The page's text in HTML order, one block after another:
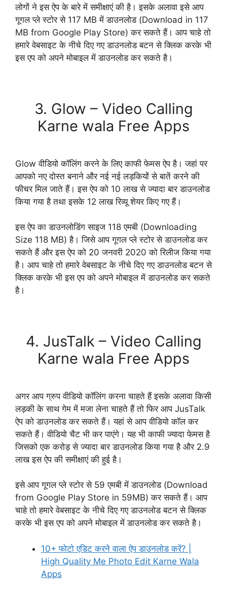
लोगों ने इस ऐप के बारे में समीक्षाएं की है। इसके अलावा इसे आप
गूगल प्ले स्टोर से 117 MB में डाउनलोड (Download in 117
MB from Google Play Store) कर सकते हैं। आप चाहे तो
हमारे वेबसाइट के नीचे दिए गए डाउनलोड बटन से क्लिक करके भी
इस एप को अपने मोबाइल में डाउनलोड कर सकते है।
3. Glow – Video Calling
Karne wala Free Apps
Glow वीडियो कॉलिंग करने के लिए काफी फेमस ऐप है। जहां पर
आपको नए दोस्त बनाने और नई नई लड़कियों से बातें करने की
फीचर मिल जाते हैं। इस ऐप को 10 लाख से ज्यादा बार डाउनलोड
किया गया है तथा इसके 12 लाख रिव्यू शेयर किए गए हैं।
इस ऐप का डाउनलोडिंग साइज 118 एमबी (Downloading
Size 118 MB) है। जिसे आप गूगल प्ले स्टोर से डाउनलोड कर
सकते हैं और इस ऐप को 20 जनवरी 2020 को रिलीज किया गया
है। आप चाहे तो हमारे वेबसाइट के नीचे दिए गए डाउनलोड बटन से
क्लिक करके भी इस एप को अपने मोबाइल में डाउनलोड कर सकते
है।
4. JusTalk – Video Calling
Karne wala Free Apps
अगर आप ग्रुप वीडियो कॉलिंग करना चाहते हैं इसके अलावा किसी
लड़की के साथ गेम में मजा लेना चाहते हैं तो फिर आप JusTalk
ऐप को डाउनलोड कर सकते हैं। यहां से आप वीडियो कॉल कर
सकते हैं। वीडियो चैट भी कर पाएंगे। यह भी काफी ज्यादा फेमस है
जिसको एक करोड़ से ज्यादा बार डाउनलोड किया गया है और 2.9
लाख इस ऐप की समीक्षाएं की हुई है।
इसे आप गूगल प्ले स्टोर से 59 एमबी में डाउनलोड (Download
from Google Play Store in 59MB) कर सकते हैं। आप
चाहे तो हमारे वेबसाइट के नीचे दिए गए डाउनलोड बटन से क्लिक
करके भी इस एप को अपने मोबाइल में डाउनलोड कर सकते है।
10+ फोटो एडिट करने वाला ऐप डाउनलोड करें? |
High Quality Me Photo Edit Karne Wala
Apps